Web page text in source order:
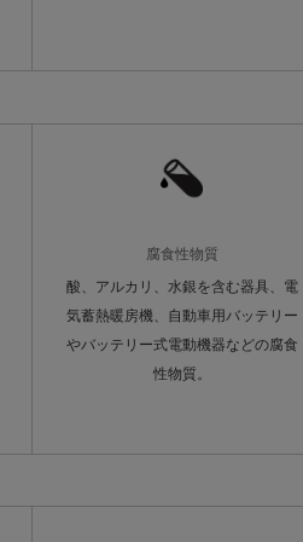
腐食性物質
酸、アルカリ、水銀を含む器具、電
気蓄熱暖房機、自動車用バッテリー
やバッテリー式電動機器などの腐食
性物質。